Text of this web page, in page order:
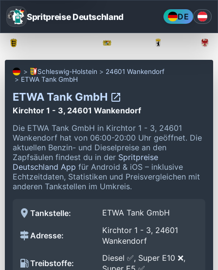
Spritpreise Deutschland DE
Schleswig-Holstein
24601 Wankendorf
ETWA Tank GmbH
ETWA Tank GmbH
Kirchtor 1 - 3, 24601 Wankendorf
Die ETWA Tank GmbH in Kirchtor 1 - 3, 24601
Wankendorf hat von 06:00-20:00 Uhr geöffnet. Die
aktuellen Benzin- und Dieselpreise an den
Zapfsäulen findest du in der Spritpreise
Deutschland App für Android & iOS – inklusive
Echtzeitdaten, Statistiken und Preisvergleichen mit
anderen Tankstellen im Umkreis.
Tankstelle: ETWA Tank GmbH
Adresse:
Kirchtor 1 - 3, 24601
Wankendorf
Treibstoffe:
Diesel ✅, Super E10 ❌,